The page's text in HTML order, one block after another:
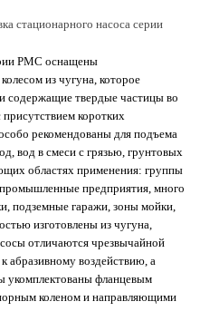
стационарного насоса серии
РМС оснащены
из чугуна, которое
содержащие твердые частицы во
коротких
рекомендованы для подъема
вод в смеси с грязью, грунтовых
областях применения: группы
предприятия, много
подземные гаражи, зоны мойки,
изготовлены из чугуна,
отличаются чрезвычайной
абразивному воздействию, а
укомплектованы фланцевым
коленом и направляющими